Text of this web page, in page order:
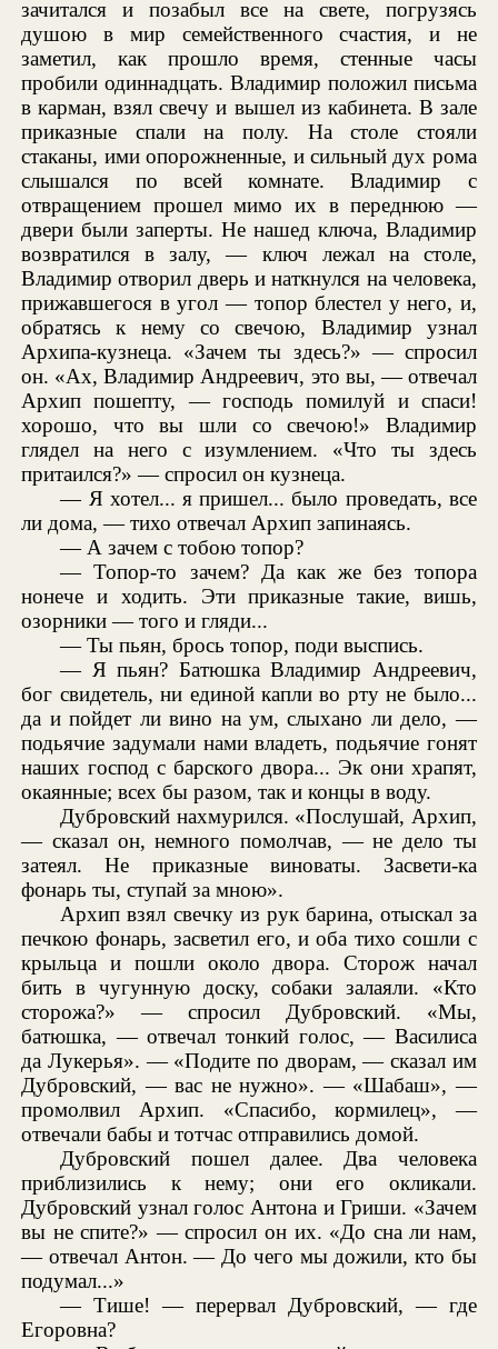
зачитался и позабыл все на свете, погрузясь
душою в мир семейственного счастия, и не
заметил, как прошло время, стенные часы
пробили одиннадцать. Владимир положил письма
в карман, взял свечу и вышел из кабинета. В зале
приказные спали на полу. На столе стояли
стаканы, ими опорожненные, и сильный дух рома
слышался по всей комнате. Владимир с
отвращением прошел мимо их в переднюю —
двери были заперты. Не нашед ключа, Владимир
возвратился в залу, — ключ лежал на столе,
Владимир отворил дверь и наткнулся на человека,
прижавшегося в угол — топор блестел у него, и,
обратясь к нему со свечою, Владимир узнал
Архипа-кузнеца. «Зачем ты здесь?» — спросил
он. «Ах, Владимир Андреевич, это вы, — отвечал
Архип пошепту, — господь помилуй и спаси!
хорошо, что вы шли со свечою!» Владимир
глядел на него с изумлением. «Что ты здесь
притаился?» — спросил он кузнеца.
— Я хотел... я пришел... было проведать, все
ли дома, — тихо отвечал Архип запинаясь.
— А зачем с тобою топор?
— Топор-то зачем? Да как же без топора
нонече и ходить. Эти приказные такие, вишь,
озорники — того и гляди...
— Ты пьян, брось топор, поди выспись.
— Я пьян? Батюшка Владимир Андреевич,
бог свидетель, ни единой капли во рту не было...
да и пойдет ли вино на ум, слыхано ли дело, —
подьячие задумали нами владеть, подьячие гонят
наших господ с барского двора... Эк они храпят,
окаянные; всех бы разом, так и концы в воду.
Дубровский нахмурился. «Послушай, Архип,
— сказал он, немного помолчав, — не дело ты
затеял. Не приказные виноваты. Засвети-ка
фонарь ты, ступай за мною».
Архип взял свечку из рук барина, отыскал за
печкою фонарь, засветил его, и оба тихо сошли с
крыльца и пошли около двора. Сторож начал
бить в чугунную доску, собаки залаяли. «Кто
сторожа?» — спросил Дубровский. «Мы,
батюшка, — отвечал тонкий голос, — Василиса
да Лукерья». — «Подите по дворам, — сказал им
Дубровский, — вас не нужно». — «Шабаш», —
промолвил Архип. «Спасибо, кормилец», —
отвечали бабы и тотчас отправились домой.
Дубровский пошел далее. Два человека
приблизились к нему; они его окликали.
Дубровский узнал голос Антона и Гриши. «Зачем
вы не спите?» — спросил он их. «До сна ли нам,
— отвечал Антон. — До чего мы дожили, кто бы
подумал...»
— Тише! — перервал Дубровский, — где
Егоровна?